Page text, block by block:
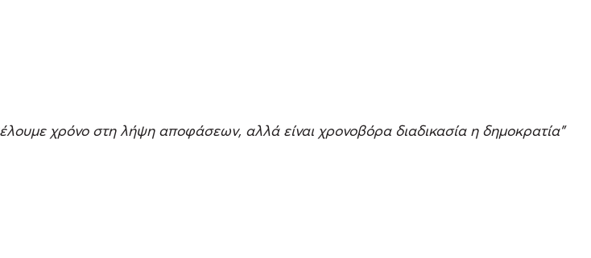
χρόνο στη λήψη αποφάσεων, αλλά είναι χρονοβόρα διαδικασία η δημοκρατία”